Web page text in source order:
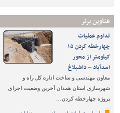
عناوین برتر
تداوم عملیات
چهارخطه کردن ۱۵
کیلومتر از محور
اسدآباد – داشبلاغ
معاون مهندسی و ساخت اداره کل راه و
شهرسازی استان همدان آخرین وضعیت اجرای
پروژه چهارخطه کردن…